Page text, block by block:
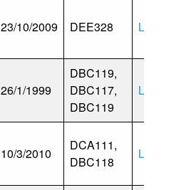
23/10/2009 DEE328 Lattes
26/1/1999
DBC119,
DBC117,
DBC119
Lattes
10/3/2010
DCA111,
DBC118
Lattes